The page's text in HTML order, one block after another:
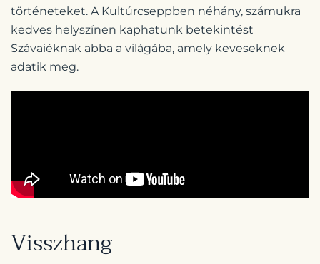
történeteket. A Kultúrcseppben néhány, számukra
kedves helyszínen kaphatunk betekintést
Szávaiéknak abba a világába, amely keveseknek
adatik meg.
Visszhang